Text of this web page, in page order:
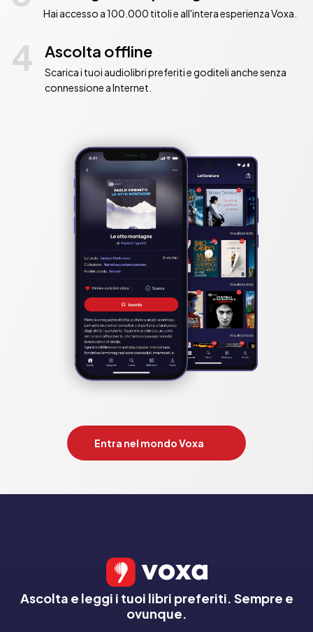
Hai accesso a 100.000 titoli e all'intera esperienza Voxa.
4 Ascolta offline
Scarica i tuoi audiolibri preferiti e goditeli anche senza
connessione a Internet.
Entra nel mondo Voxa
Ascolta e leggi i tuoi libri preferiti. Sempre e
ovunque.